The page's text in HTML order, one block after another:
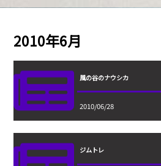
2010年6月
風の谷のナウシカ
2010/06/28
ジムトレ